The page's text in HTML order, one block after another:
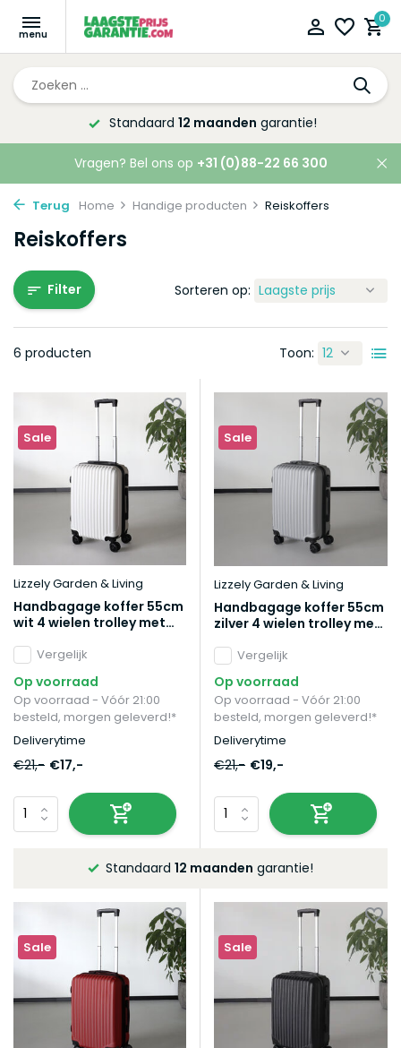
0
Standaard 12 maanden garantie!
Vragen? Bel ons op +31 (0)88-22 66 300
Terug Home Handige producten Reiskoffers
Reiskoffers
Filter
6 producten Toon:
Sorteren op:
Sale
Lizzely Garden & Living
Handbagage koffer 55cm
wit 4 wielen trolley met
Vergelijk
Op voorraad
Op voorraad - Vóór 21:00
besteld, morgen geleverd!*
Deliverytime
€21,- €17,-
Sale
Lizzely Garden & Living
Handbagage koffer 55cm
zilver 4 wielen trolley met
Vergelijk
Op voorraad
Op voorraad - Vóór 21:00
besteld, morgen geleverd!*
Deliverytime
€21,- €19,-
12 maandengarantie!
Sale Sale